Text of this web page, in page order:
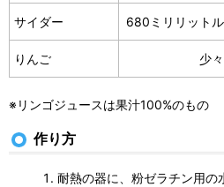
サイダー 680ミリリットル
りんご 少々
※リンゴジュースは果汁100%のもの
作り方
耐熱の器に、粉ゼラチン用の